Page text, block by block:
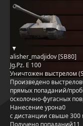
alisher_madjidov [SB80]
Jg.Pz. E 100
Уничтожен выстрелом
Произведено выстрелов
прямых попаданий/
осколочно-фугасных
Нанесение урона0
с дистанции свыше 300
Получено попаданий11